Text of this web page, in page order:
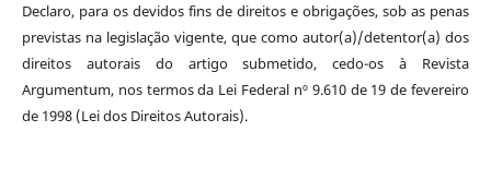
Declaro, para os devidos fins de direitos e obrigações, sob as penas
previstas na legislação vigente, que como autor(a)/detentor(a) dos
direitos autorais do artigo submetido, cedo-os à Revista
Argumentum, nos termos da Lei Federal nº 9.610 de 19 de fevereiro
de 1998 (Lei dos Direitos Autorais).